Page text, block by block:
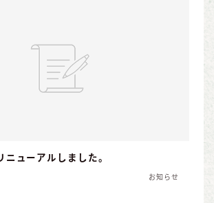
ニューアルしました。
お知らせ